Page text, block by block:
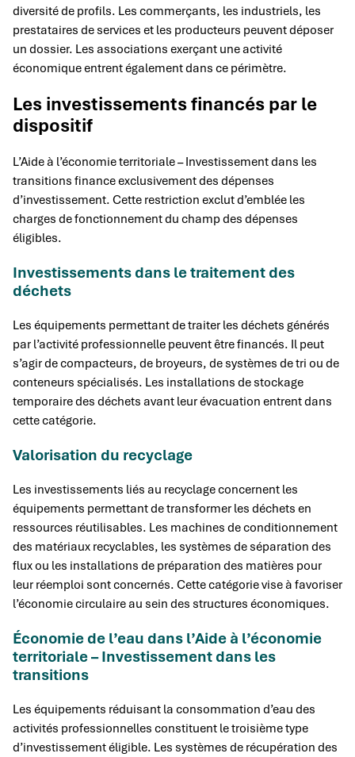
diversité de profils. Les commerçants, les industriels, les
prestataires de services et les producteurs peuvent déposer
un dossier. Les associations exerçant une activité
économique entrent également dans ce périmètre.
Les investissements financés par le
dispositif
L’Aide à l’économie territoriale – Investissement dans les
transitions finance exclusivement des dépenses
d’investissement. Cette restriction exclut d’emblée les
charges de fonctionnement du champ des dépenses
éligibles.
Investissements dans le traitement des
déchets
Les équipements permettant de traiter les déchets générés
par l’activité professionnelle peuvent être financés. Il peut
s’agir de compacteurs, de broyeurs, de systèmes de tri ou de
conteneurs spécialisés. Les installations de stockage
temporaire des déchets avant leur évacuation entrent dans
cette catégorie.
Valorisation du recyclage
Les investissements liés au recyclage concernent les
équipements permettant de transformer les déchets en
ressources réutilisables. Les machines de conditionnement
des matériaux recyclables, les systèmes de séparation des
flux ou les installations de préparation des matières pour
leur réemploi sont concernés. Cette catégorie vise à favoriser
l’économie circulaire au sein des structures économiques.
Économie de l’eau dans l’Aide à l’économie
territoriale – Investissement dans les
transitions
Les équipements réduisant la consommation d’eau des
activités professionnelles constituent le troisième type
d’investissement éligible. Les systèmes de récupération des